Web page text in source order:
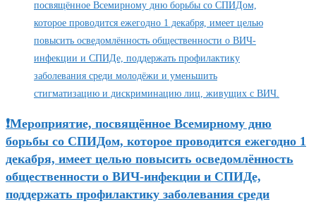
❗Мероприятие, посвящённое Всемирному дню
борьбы со СПИДом, которое проводится ежегодно 1
декабря, имеет целью повысить осведомлённость
общественности о ВИЧ-инфекции и СПИДе,
поддержать профилактику заболевания среди